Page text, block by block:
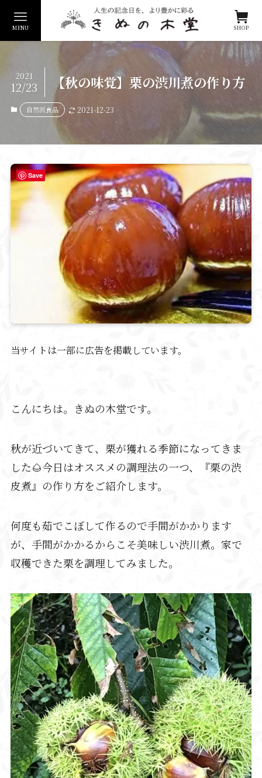
SHOP
MENU
【秋の味覚】栗の渋川煮の作り方
2021
12/23
自然派食品 2021-12-23
当サイトは一部に広告を掲載しています。
こんにちは。きぬの木堂です。
秋が近づいてきて、栗が獲れる季節になってきま
した🌰今日はオススメの調理法の一つ、『栗の渋
皮煮』の作り方をご紹介します。
何度も茹でこぼして作るので手間がかかります
が、手間がかかるからこそ美味しい渋川煮。 家で
収穫できた栗を調理してみました。
Save